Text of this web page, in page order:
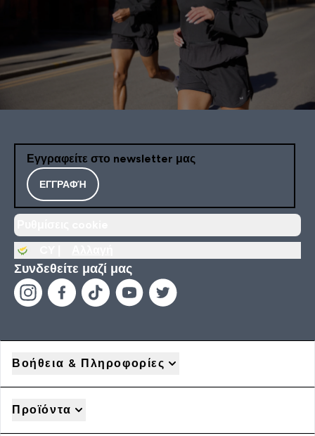
Εγγραφείτε στο newsletter μας
ΕΓΓΡΑΦΉ
Συνδεθείτε μαζί μας
Βοήθεια & Πληροφορίες
Προϊόντα